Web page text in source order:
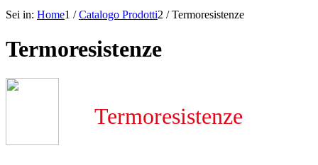
Sei in: Home1 / Catalogo Prodotti2 / Termoresistenze
Termoresistenze
Termoresistenze